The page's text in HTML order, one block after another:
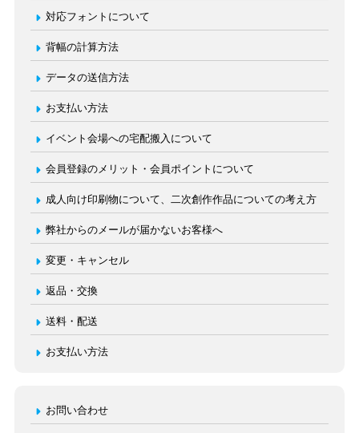
対応フォントについて
背幅の計算方法
データの送信方法
お支払い方法
イベント会場への宅配搬入について
会員登録のメリット・会員ポイントについて
成人向け印刷物について、二次創作作品についての考え方
弊社からのメールが届かないお客様へ
変更・キャンセル
返品・交換
送料・配送
お支払い方法
お問い合わせ